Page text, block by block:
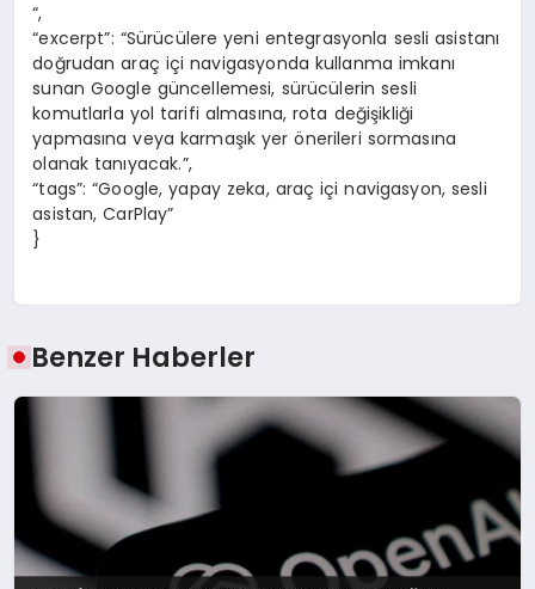
“,
“excerpt”: “Sürücülere yeni entegrasyonla sesli asistanı
doğrudan araç içi navigasyonda kullanma imkanı
sunan Google güncellemesi, sürücülerin sesli
komutlarla yol tarifi almasına, rota değişikliği
yapmasına veya karmaşık yer önerileri sormasına
olanak tanıyacak.”,
“tags”: “Google, yapay zeka, araç içi navigasyon, sesli
asistan, CarPlay”
}
Benzer Haberler